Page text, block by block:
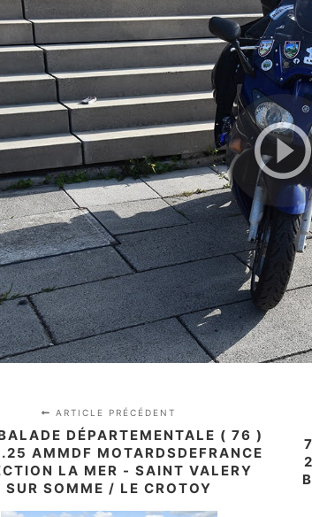
ARTICLE PRÉCÉDENT
DÉPARTEMENTALE ( 76 )
AMMDF MOTARDSDEFRANCE
LA MER - SAINT VALERY
SUR SOMME / LE CROTOY